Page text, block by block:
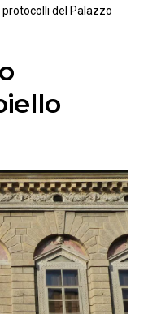
protocolli del Palazzo